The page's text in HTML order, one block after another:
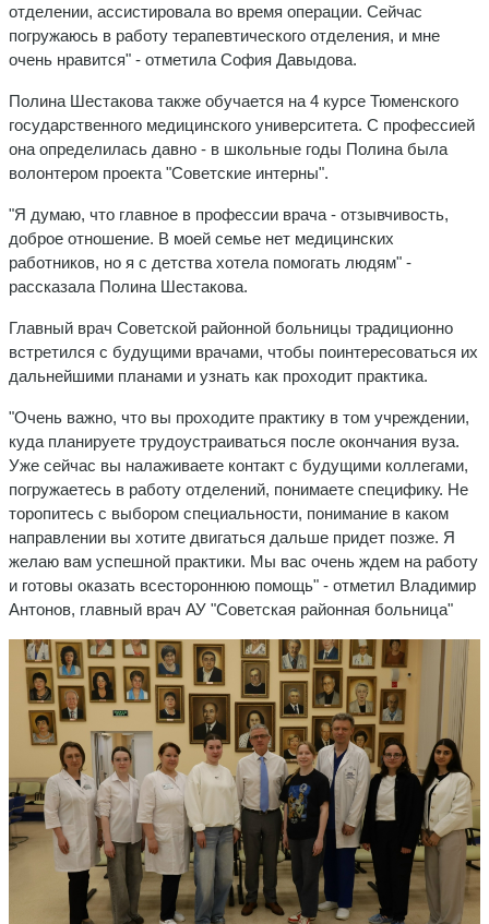
отделении, ассистировала во время операции. Сейчас
погружаюсь в работу терапевтического отделения, и мне
очень нравится" - отметила София Давыдова.
Полина Шестакова также обучается на 4 курсе Тюменского
государственного медицинского университета. С профессией
она определилась давно - в школьные годы Полина была
волонтером проекта "Советские интерны".
"Я думаю, что главное в профессии врача - отзывчивость,
доброе отношение. В моей семье нет медицинских
работников, но я с детства хотела помогать людям" -
рассказала Полина Шестакова.
Главный врач Советской районной больницы традиционно
встретился с будущими врачами, чтобы поинтересоваться их
дальнейшими планами и узнать как проходит практика.
"Очень важно, что вы проходите практику в том учреждении,
куда планируете трудоустраиваться после окончания вуза.
Уже сейчас вы налаживаете контакт с будущими коллегами,
погружаетесь в работу отделений, понимаете специфику. Не
торопитесь с выбором специальности, понимание в каком
направлении вы хотите двигаться дальше придет позже. Я
желаю вам успешной практики. Мы вас очень ждем на работу
и готовы оказать всестороннюю помощь" - отметил Владимир
Антонов, главный врач АУ "Советская районная больница"